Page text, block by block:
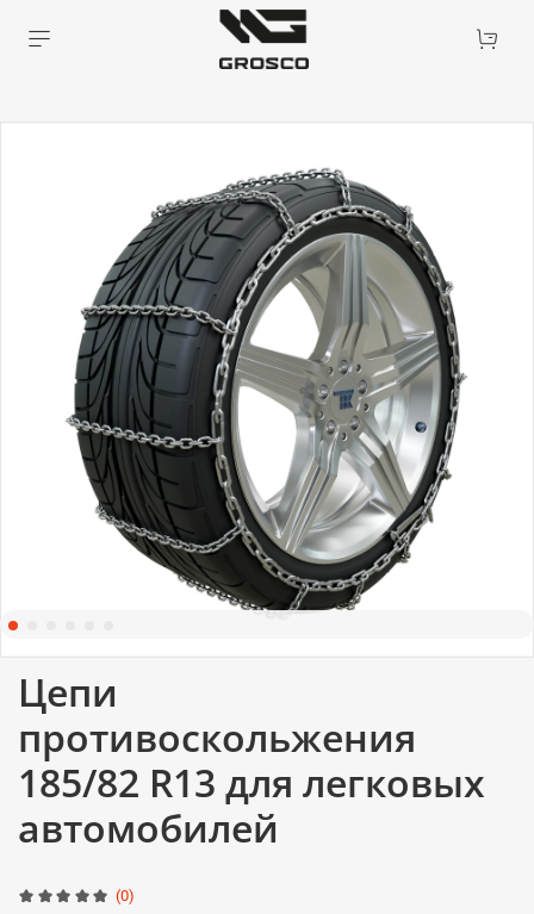
(0)
Цепи
противоскольжения
185/82 R13 для легковых
автомобилей